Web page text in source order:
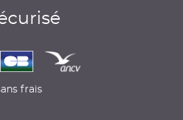
frais